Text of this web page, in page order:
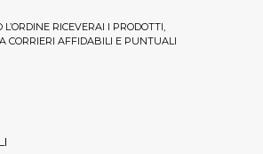
RICEVERAI I PRODOTTI,
CORRIERI AFFIDABILI E PUNTUALI